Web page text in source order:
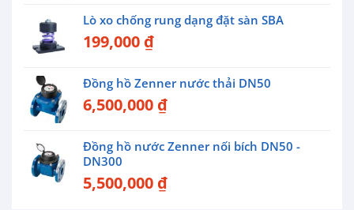
Lò xo chống rung dạng đặt sàn SBA
199,000 ₫
Đồng hồ Zenner nước thải DN50
6,500,000 ₫
Đồng hồ nước Zenner nối bích DN50 -
DN300
5,500,000 ₫